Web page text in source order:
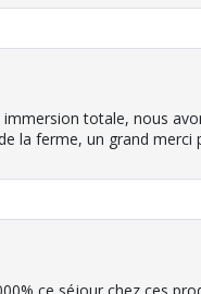
totale, nous
la ferme, un grand merci